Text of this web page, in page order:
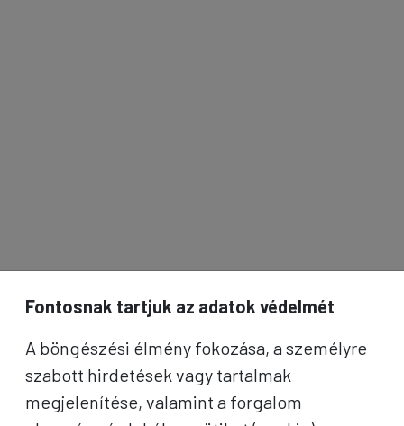
Fontosnak tartjuk az adatok védelmét
A böngészési élmény fokozása, a személyre
szabott hirdetések vagy tartalmak
megjelenítése, valamint a forgalom